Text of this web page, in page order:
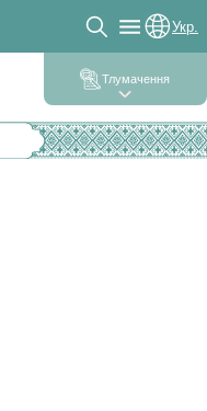
Укр.
Тлумачення